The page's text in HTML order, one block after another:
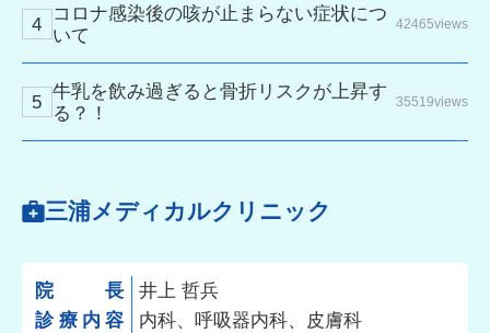
コロナ感染後の咳が止まらない症状につ
いて
42465views
牛乳を飲み過ぎると骨折リスクが上昇す
る？！
35519views
三浦メディカルクリニック
院長
井上 哲兵
診療内容
内科、呼吸器内科、皮膚科